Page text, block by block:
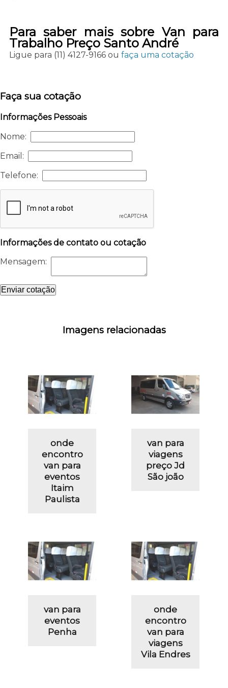
Para saber mais sobre Van para
Trabalho Preço Santo André
Ligue para (11) 4127-9166ou faça uma cotação
Faça sua cotação
Informações Pessoais
Nome:
Email:
Telefone:
Informações de contato ou cotação
Mensagem:
Enviar cotação
Imagens relacionadas
onde
encontro
van para
eventos
Itaim
Paulista
van para
viagens
preço Jd
São joão
van para
eventos
Penha
onde
encontro
van para
viagens
Vila Endres